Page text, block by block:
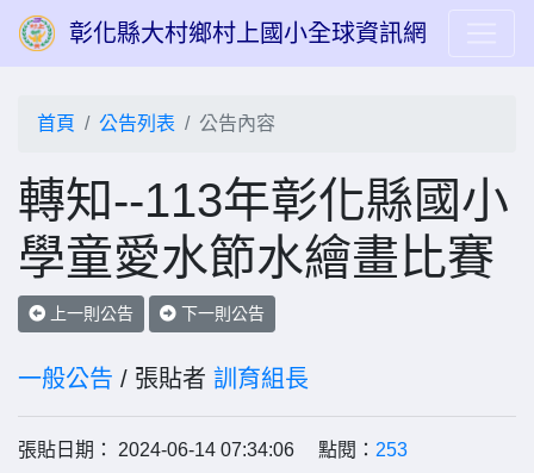
彰化縣大村鄉村上國小全球資訊網
首頁 公告列表 公告內容
轉知--113年彰化縣國小
學童愛水節水繪畫比賽
上一則公告 下一則公告
一般公告 / 張貼者 訓育組長
張貼日期： 2024-06-14 07:34:06 點閱： 253